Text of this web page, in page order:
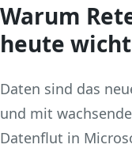
Warum
heute
Daten sind das
und mit
Datenflut in